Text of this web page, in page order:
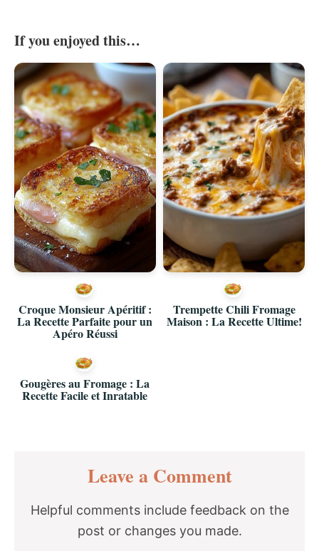
If you enjoyed this…
Croque Monsieur Apéritif :
La Recette Parfaite pour un
Apéro Réussi
Trempette Chili Fromage
Maison : La Recette Ultime!
Gougères au Fromage : La
Recette Facile et Inratable
InteractionsLeave a Comment
Helpful comments include feedback on the
post or changes you made.